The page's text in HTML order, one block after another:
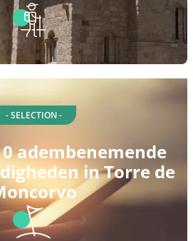
- SELECTION -
adembenemende
in Torre de